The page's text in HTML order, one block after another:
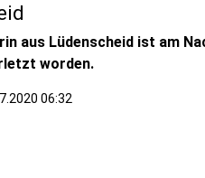
aus Lüdenscheid ist am
worden.
06:32